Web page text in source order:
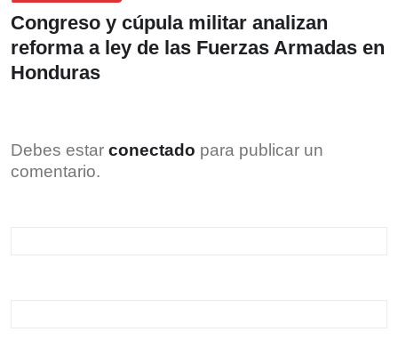
Congreso y cúpula militar analizan
reforma a ley de las Fuerzas Armadas en
Honduras
Debes estar conectado para publicar un
comentario.